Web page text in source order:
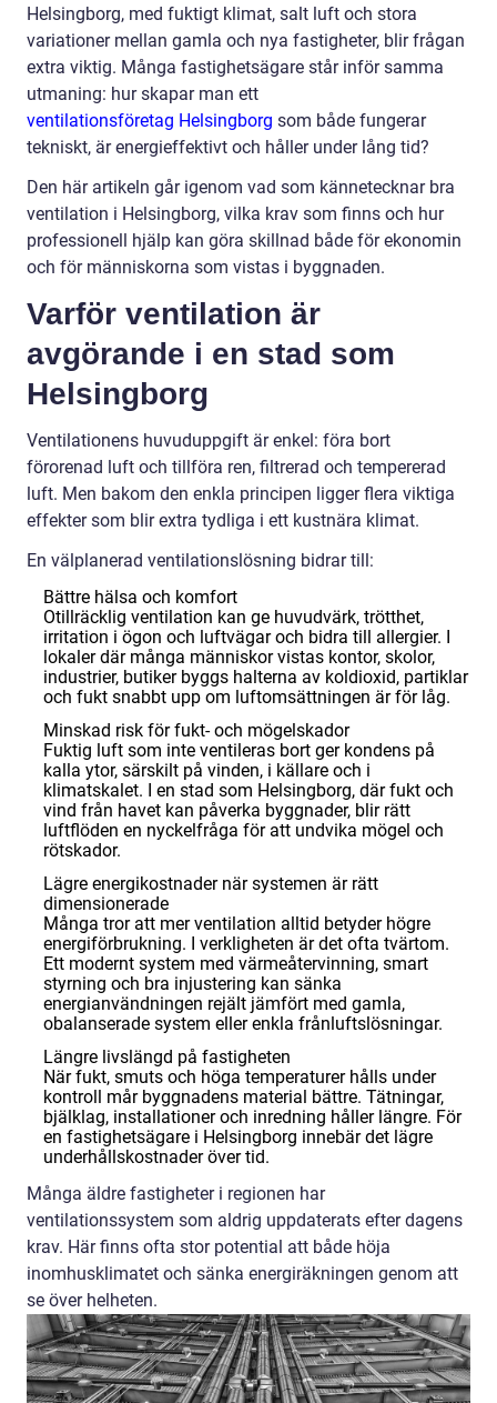
Helsingborg, med fuktigt klimat, salt luft och stora
variationer mellan gamla och nya fastigheter, blir frågan
extra viktig. Många fastighetsägare står inför samma
utmaning: hur skapar man ett
ventilationsföretag Helsingborg som både fungerar
tekniskt, är energieffektivt och håller under lång tid?
Den här artikeln går igenom vad som kännetecknar bra
ventilation i Helsingborg, vilka krav som finns och hur
professionell hjälp kan göra skillnad både för ekonomin
och för människorna som vistas i byggnaden.
Varför ventilation är
avgörande i en stad som
Helsingborg
Ventilationens huvuduppgift är enkel: föra bort
förorenad luft och tillföra ren, filtrerad och tempererad
luft. Men bakom den enkla principen ligger flera viktiga
effekter som blir extra tydliga i ett kustnära klimat.
En välplanerad ventilationslösning bidrar till:
Bättre hälsa och komfort
Otillräcklig ventilation kan ge huvudvärk, trötthet,
irritation i ögon och luftvägar och bidra till allergier. I
lokaler där många människor vistas kontor, skolor,
industrier, butiker byggs halterna av koldioxid, partiklar
och fukt snabbt upp om luftomsättningen är för låg.
Minskad risk för fukt- och mögelskador
Fuktig luft som inte ventileras bort ger kondens på
kalla ytor, särskilt på vinden, i källare och i
klimatskalet. I en stad som Helsingborg, där fukt och
vind från havet kan påverka byggnader, blir rätt
luftflöden en nyckelfråga för att undvika mögel och
rötskador.
Lägre energikostnader när systemen är rätt
dimensionerade
Många tror att mer ventilation alltid betyder högre
energiförbrukning. I verkligheten är det ofta tvärtom.
Ett modernt system med värmeåtervinning, smart
styrning och bra injustering kan sänka
energianvändningen rejält jämfört med gamla,
obalanserade system eller enkla frånluftslösningar.
Längre livslängd på fastigheten
När fukt, smuts och höga temperaturer hålls under
kontroll mår byggnadens material bättre. Tätningar,
bjälklag, installationer och inredning håller längre. För
en fastighetsägare i Helsingborg innebär det lägre
underhållskostnader över tid.
Många äldre fastigheter i regionen har
ventilationssystem som aldrig uppdaterats efter dagens
krav. Här finns ofta stor potential att både höja
inomhusklimatet och sänka energiräkningen genom att
se över helheten.